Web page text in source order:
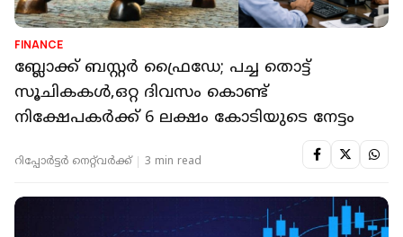
FINANCE
ബ്ലോക്ക് ബസ്റ്റർ ഫ്രൈഡേ; പച്ച തൊട്ട്
സൂചികകൾ,ഒറ്റ ദിവസം കൊണ്ട്
നിക്ഷേപകർക്ക് 6 ലക്ഷം കോടിയുടെ നേട്ടം
റിപ്പോർട്ടർ നെറ്റ്‌വര്‍ക്ക്‌ 3 min read